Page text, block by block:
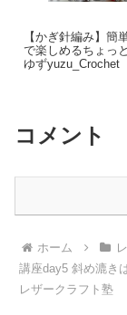
【かぎ針編み】簡
で楽しめるちょっ
ゆずyuzu_Crochet
コメント
ホーム
講座day5 斜め漉き
レザークラフト塾